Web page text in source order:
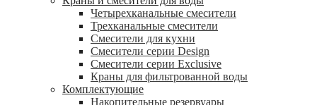
Четырехканальные смесители
Трехканальные смесители
Смесители для кухни
Смесители серии Design
Смесители серии Exclusive
Краны для фильтрованной воды
Комплектующие
Накопительные резервуары